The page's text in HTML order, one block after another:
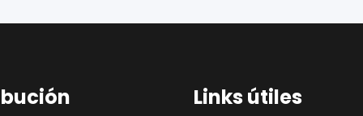
Links útiles